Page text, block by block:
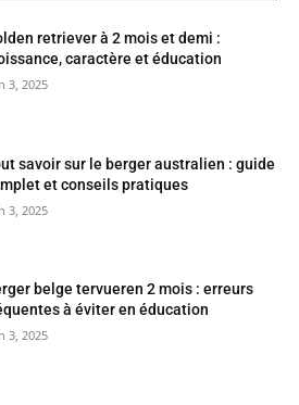
retriever à 2 mois et demi :
caractère et éducation
3, 2025
savoir sur le berger australien : guide
et conseils pratiques
3, 2025
belge tervueren 2 mois : erreurs
à éviter en éducation
3, 2025